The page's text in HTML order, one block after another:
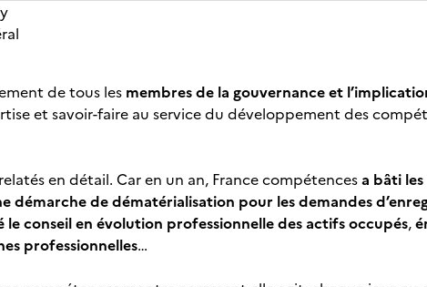
de tous les membres de la gouvernance et
et savoir-faire au service du développement des
en détail. Car en un an, France compétencesa bâti
démarche de dématérialisation pour les demandes
le conseil en évolution professionnelle des actifs occupés,
professionnelles…